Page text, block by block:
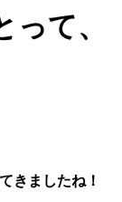
て、
きましたね！